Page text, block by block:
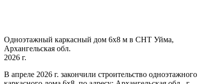
Одноэтажный каркасный дом 6х8 м в СНТ Уйма,
Архангельская обл.
2026 г.
В апреле 2026 г. закончили строительство одноэтажного